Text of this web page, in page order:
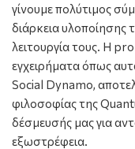
γίνουμε πολύτιμος
διάρκεια υλοποίησης
λειτουργία τους. Η
εγχειρήματα όπως
Social Dynamo,
φιλοσοφίας της
δέσμευσής μας για
εξωστρέφεια.